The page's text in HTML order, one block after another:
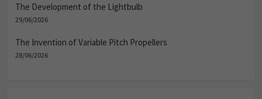
The Development of the Lightbulb
29/06/2026
The Invention of Variable Pitch Propellers
28/06/2026